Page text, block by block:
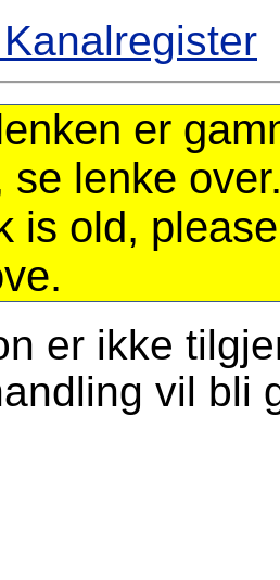
er
se lenke
is old,
er ikke
vil bli